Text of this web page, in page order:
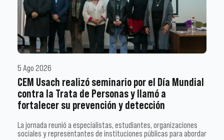
5 Ago 2026
CEM Usach realizó seminario por el Día Mundial
contra la Trata de Personas y llamó a
fortalecer su prevención y detección
La jornada reunió a especialistas, estudiantes, organizaciones
sociales y representantes de instituciones públicas para abordar